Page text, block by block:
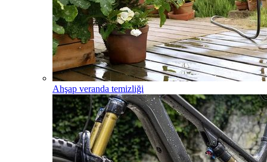
Ahşap veranda temizliği